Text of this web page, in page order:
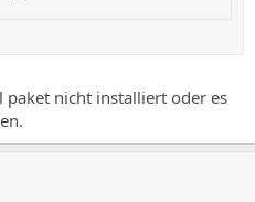
nicht installiert oder es